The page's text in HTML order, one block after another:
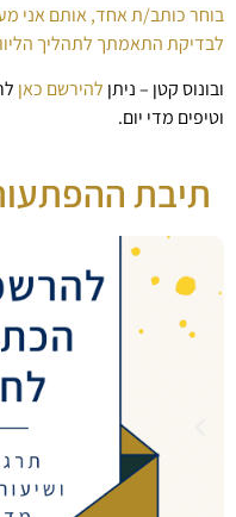
בוחר כותב/ת אחד, אותם אני
לבדיקת התאמתך לתהליך
ובונוס קטן – ניתן להירשם כאן
וטיפים מדי יום.
תיבת